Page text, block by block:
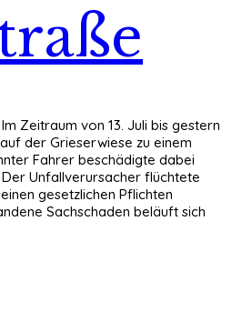
Zeitraum von 13. Juli bis gestern
der Grieserwiese zu einem
Fahrer beschädigte dabei
Unfallverursacher flüchtete
gesetzlichen Pflichten
Sachschaden beläuft sich